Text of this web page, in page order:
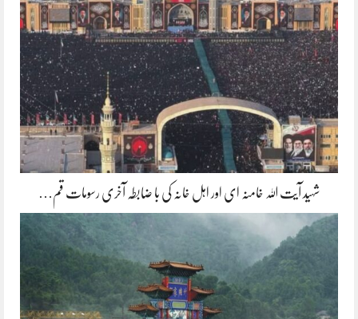
شہید آیت اللہ خامنہ ای اور اہل خانہ کی با ضابطہ آخری رسومات قم…